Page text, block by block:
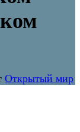
Открытый мир